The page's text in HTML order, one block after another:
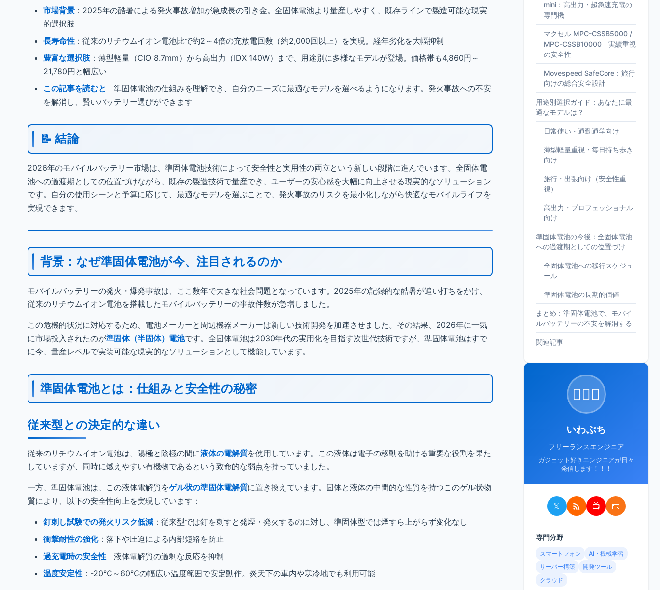
市場背景 ：2025年の酷暑による発火事故増加が急成長の引き金。全固体電池より量産しやすく、既存ラインで製造可能な現実
的選択肢
長寿命性 ：従来のリチウムイオン電池比で約2～4倍の充放電回数（約2,000回以上）を実現。経年劣化を大幅抑制
豊富な選択肢 ：薄型軽量（CIO 8.7mm）から高出力（IDX 140W）まで、用途別に多様なモデルが登場。価格帯も4,860円～
21,780円と幅広い
この記事を読むと ：準固体電池の仕組みを理解でき、自分のニーズに最適なモデルを選べるようになります。発火事故への不安
を解消し、賢いバッテリー選びができます
📝 結論
2026年のモバイルバッテリー市場は、準固体電池技術によって安全性と実用性の両立という新しい段階に進んでいます。全固体電
池への過渡期としての位置づけながら、既存の製造技術で量産でき、ユーザーの安心感を大幅に向上させる現実的なソリューション
です。自分の使用シーンと予算に応じて、最適なモデルを選ぶことで、発火事故のリスクを最小化しながら快適なモバイルライフを
実現できます。
背景：なぜ準固体電池が今、注目されるのか
モバイルバッテリーの発火・爆発事故は、ここ数年で大きな社会問題となっています。2025年の記録的な酷暑が追い打ちをかけ、
従来のリチウムイオン電池を搭載したモバイルバッテリーの事故件数が急増しました。
この危機的状況に対応するため、電池メーカーと周辺機器メーカーは新しい技術開発を加速させました。その結果、2026年に一気
に市場投入されたのが準固体（半固体）電池です。全固体電池は2030年代の実用化を目指す次世代技術ですが、準固体電池はすで
に今、量産レベルで実装可能な現実的なソリューションとして機能しています。
準固体電池とは：仕組みと安全性の秘密
従来型との決定的な違い
従来のリチウムイオン電池は、陽極と陰極の間に液体の電解質を使用しています。この液体は電子の移動を助ける重要な役割を果た
していますが、同時に燃えやすい有機物であるという致命的な弱点を持っていました。
一方、準固体電池は、この液体電解質をゲル状の準固体電解質に置き換えています。固体と液体の中間的な性質を持つこのゲル状物
質により、以下の安全性向上を実現しています：
釘刺し試験での発火リスク低減 ：従来型では釘を刺すと発煙・発火するのに対し、準固体型では煙すら上がらず変化なし
衝撃耐性の強化：落下や圧迫による内部短絡を防止
過充電時の安全性 ：液体電解質の過剰な反応を抑制
温度安定性 ：-20℃～60℃の幅広い温度範囲で安定動作。炎天下の車内や寒冷地でも利用可能
mini：高出力・超急速充電の
専門機
マクセル MPC-CSSB5000 /
MPC-CSSB10000：実績重視
の安全性
Movespeed SafeCore：旅行
向けの総合安全設計
用途別選択ガイド：あなたに最
適なモデルは？
日常使い・通勤通学向け
薄型軽量重視・毎日持ち歩き
向け
旅行・出張向け（安全性重
視）
高出力・プロフェッショナル
向け
準固体電池の今後：全固体電池
への過渡期としての位置づけ
全固体電池への移行スケジュ
ール
準固体電池の長期的価値
まとめ：準固体電池で、モバイ
ルバッテリーの不安を解消する
関連記事
🙋🏻‍♂️
いわぶち
フリーランスエンジニア
ガジェット好きエンジニアが日々
発信します！！！
𝕏 📺 📧
専門分野
スマートフォン
AI・機械学習
サーバー構築
開発ツール
クラウド